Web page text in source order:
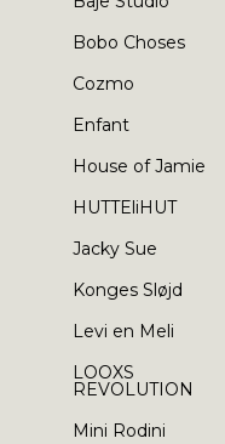
Bobo Choses
Cozmo
Enfant
House of Jamie
HUTTEliHUT
Jacky Sue
Konges Sløjd
Levi en Meli
LOOXS
REVOLUTION
Mini Rodini